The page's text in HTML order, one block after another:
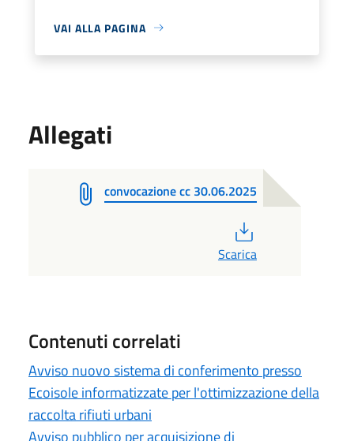
VAI ALLA PAGINA
Allegati
convocazione cc 30.06.2025
Scarica
Contenuti correlati
Avviso nuovo sistema di conferimento presso
Ecoisole informatizzate per l'ottimizzazione della
raccolta rifiuti urbani
Avviso pubblico per acquisizione di